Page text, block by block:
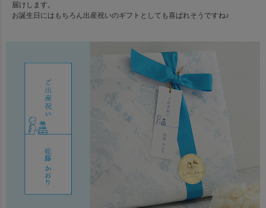
届けします。
お誕生日にはもちろん出産祝いのギフトとしても喜ばれそうですね♪